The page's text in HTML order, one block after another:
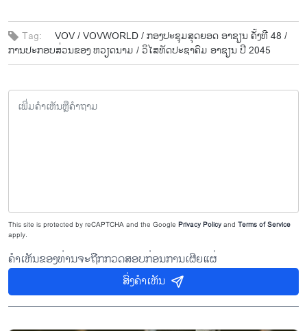
Tag: VOV /VOVWORLD /ກອງ​ປະ​ຊຸມ​ສຸດຍອດ​ ອາ​ຊຽ​ນ ຄັ້ງ​ທີ 48 /
ການ​ປະ​ກອບ​ສ່ວນ​ຂ​ອງ ຫວຽດ​ນາມ /ວ​ິ​ໄສ​ທັດ​ປະ​ຊາ​ຄົມ ອາ​ຊຽນ ປີ 2045
This site is protected by reCAPTCHA and the Google Privacy Policyand Terms of Service
apply.
ຄຳເຫັນຂອງທ່ານຈະຖືກກວດສອບກ່ອນການເຜີຍແຜ່
ສົ່ງຄຳເຫັນ